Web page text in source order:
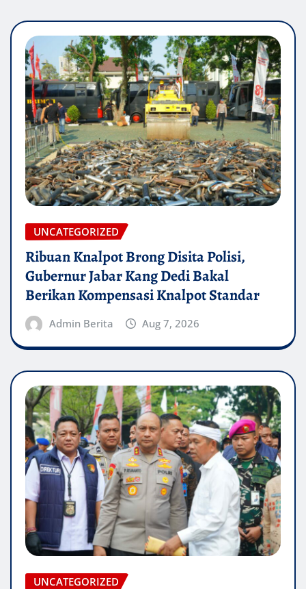
UNCATEGORIZED
Ribuan Knalpot Brong Disita Polisi,
Gubernur Jabar Kang Dedi Bakal
Berikan Kompensasi Knalpot Standar
Admin Berita Aug 7, 2026
UNCATEGORIZED